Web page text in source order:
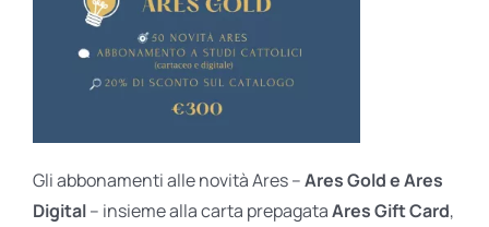
Gli abbonamenti alle novità Ares –Ares Gold e Ares
Digital– insieme alla carta prepagataAres Gift Card,